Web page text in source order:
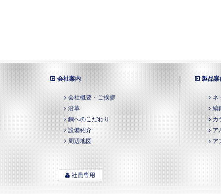
会社案内
会社概要・ご挨拶
沿革
鋼へのこだわり
設備紹介
周辺地図
製品案
ネ
縞
カ
ア
ア
社員専用